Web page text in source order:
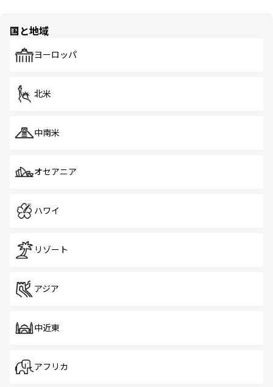
国と地域
ヨーロッパ
北米
中南米
オセアニア
ハワイ
リゾート
アジア
中近東
アフリカ